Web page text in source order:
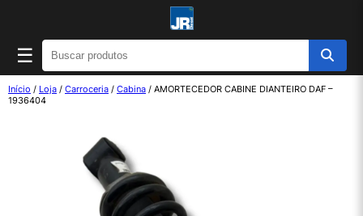
☰
Início / Loja / Carroceria / Cabina / AMORTECEDOR CABINE DIANTEIRO DAF –
1936404